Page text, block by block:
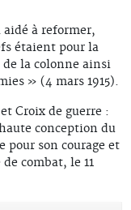
aidé à reformer,
étaient pour la
la colonne ainsi
» (4 mars 1915).
Croix de guerre :
conception du
pour son courage et
combat, le 11